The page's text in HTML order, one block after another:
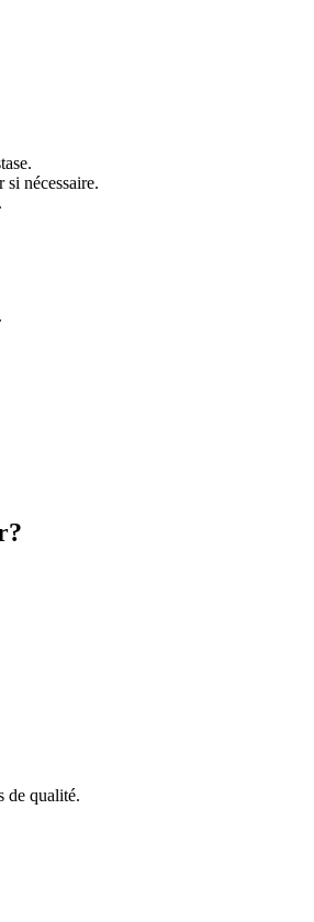
nécessaire.
de qualité.